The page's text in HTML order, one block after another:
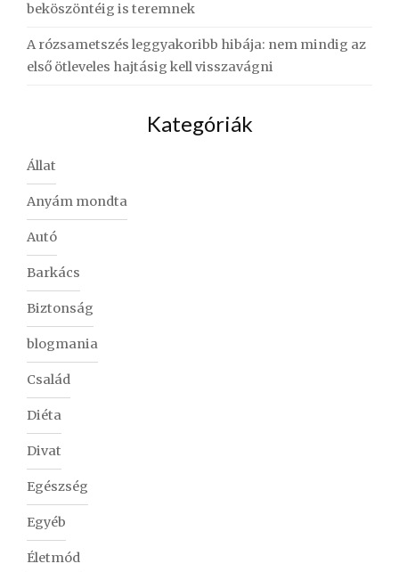
beköszöntéig is teremnek
A rózsametszés leggyakoribb hibája: nem mindig az
első ötleveles hajtásig kell visszavágni
Kategóriák
Állat
Anyám mondta
Autó
Barkács
Biztonság
blogmania
Család
Diéta
Divat
Egészség
Egyéb
Életmód